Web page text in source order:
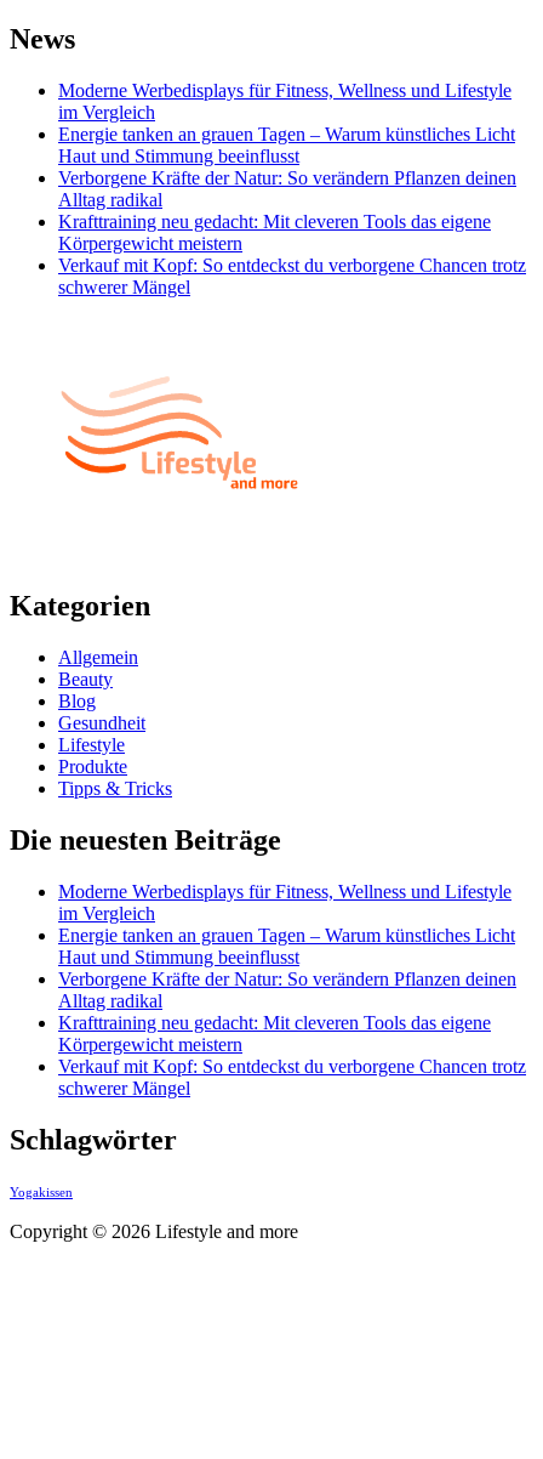
News
Moderne Werbedisplays für Fitness, Wellness und Lifestyle
im Vergleich
Energie tanken an grauen Tagen – Warum künstliches Licht
Haut und Stimmung beeinflusst
Verborgene Kräfte der Natur: So verändern Pflanzen deinen
Alltag radikal
Krafttraining neu gedacht: Mit cleveren Tools das eigene
Körpergewicht meistern
Verkauf mit Kopf: So entdeckst du verborgene Chancen trotz
schwerer Mängel
Kategorien
Allgemein
Beauty
Blog
Gesundheit
Lifestyle
Produkte
Tipps & Tricks
Die neuesten Beiträge
Moderne Werbedisplays für Fitness, Wellness und Lifestyle
im Vergleich
Energie tanken an grauen Tagen – Warum künstliches Licht
Haut und Stimmung beeinflusst
Verborgene Kräfte der Natur: So verändern Pflanzen deinen
Alltag radikal
Krafttraining neu gedacht: Mit cleveren Tools das eigene
Körpergewicht meistern
Verkauf mit Kopf: So entdeckst du verborgene Chancen trotz
schwerer Mängel
Schlagwörter
Yogakissen
Copyright © 2026 Lifestyle and more